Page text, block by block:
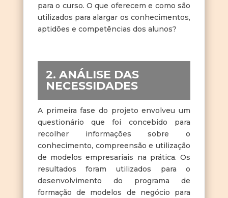
para o curso. O que oferecem e como são
utilizados para alargar os conhecimentos,
aptidões e competências dos alunos?
2. ANÁLISE DAS
NECESSIDADES
A primeira fase do projeto envolveu um
questionário que foi concebido para
recolher informações sobre o
conhecimento, compreensão e utilização
de modelos empresariais na prática. Os
resultados foram utilizados para o
desenvolvimento do programa de
formação de modelos de negócio para